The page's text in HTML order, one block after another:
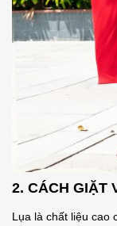
2. CÁCH GIẶT
Lụa là chất liệu cao